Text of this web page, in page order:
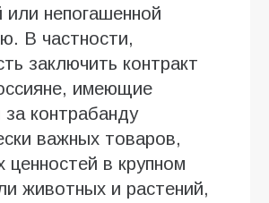
или непогашенной
В частности,
заключить контракт
имеющие
за контрабанду
важных товаров,
ценностей в крупном
животных и растений,